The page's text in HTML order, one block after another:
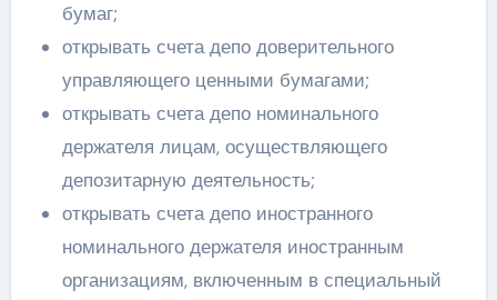
бумаг;
открывать счета депо доверительного
управляющего ценными бумагами;
открывать счета депо номинального
держателя лицам, осуществляющего
депозитарную деятельность;
открывать счета депо иностранного
номинального держателя иностранным
организациям, включенным в специальный